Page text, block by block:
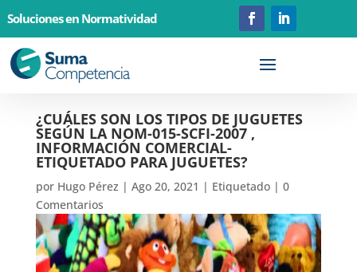
Soluciones en Normatividad
¿CUÁLES SON LOS TIPOS DE JUGUETES
SEGÚN LA NOM-015-SCFI-2007 ,
INFORMACIÓN COMERCIAL-
ETIQUETADO PARA JUGUETES?
por Hugo Pérez | Ago 20, 2021 | Etiquetado| 0
Comentarios